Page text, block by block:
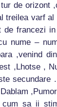
de orizont
treilea varf
de francezi
nume –
,venind
,Lhotse ,
secundare
sa ii